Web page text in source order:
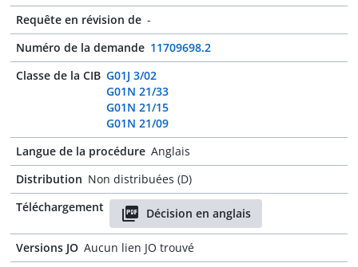
Requête en révision de -
Numéro de la demande 11709698.2
Classe de la CIB G01J 3/02
G01N 21/33
G01N 21/15
G01N 21/09
Langue de la procédure Anglais
Distribution Non distribuées (D)
Téléchargement
Décision en anglais
Versions JO Aucun lien JO trouvé